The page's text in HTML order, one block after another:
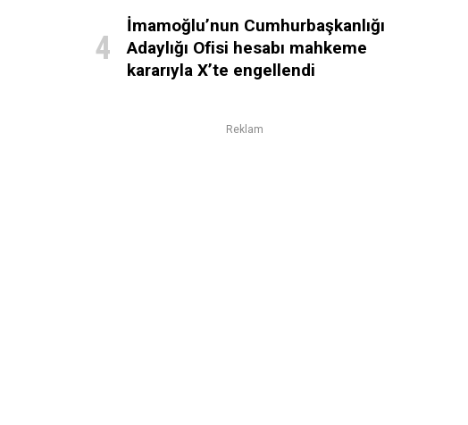
İmamoğlu’nun Cumhurbaşkanlığı
Adaylığı Ofisi hesabı mahkeme
kararıyla X’te engellendi
Reklam